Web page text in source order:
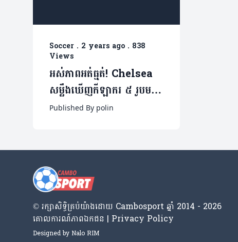
Soccer . 2 years ago . 838
Views
អស់ភាពអត់ធ្មត់! Chelsea
សម្លឹងឃើញកីឡាករ ៥ រូបមក
ជំនួសកាពីតែនពួកគេ
Published By polin
© រក្សា​សិទ្ធិ​គ្រប់​យ៉ាង​ដោយ​ Cambosport ឆ្នាំ 2014 - 2026
គោលការណ៍​ភាព​ឯកជន | Privacy Policy
Designed by Nalo RIM